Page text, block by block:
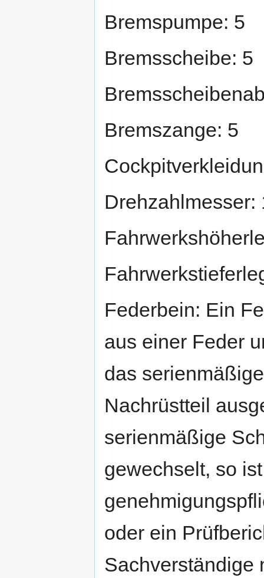
Bremspumpe: 5
Bremsscheibe: 5
Bremszange: 5
Drehzahlmesser:
Federbein: Ein
aus einer Feder
das
Nachrüstteil
serienmäßige
gewechselt, so
oder ein
Sachverständige